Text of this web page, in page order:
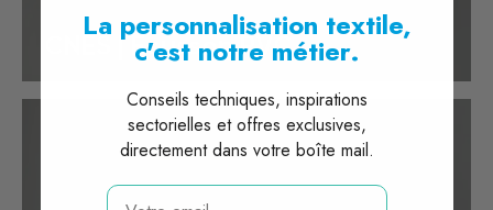
CNES | Écusson PVC
La personnalisation textile,
c'est notre métier.
Conseils techniques, inspirations
sectorielles et offres exclusives,
directement dans votre boîte mail.
email